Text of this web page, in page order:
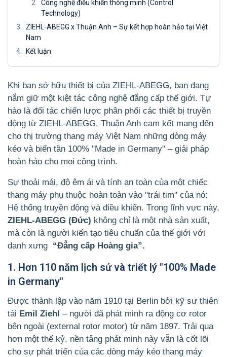
Công nghệ điều khiển thông minh (Control
Technology)
ZIEHL-ABEGG x Thuận Anh – Sự kết hợp hoàn hảo tại Việt
Nam
Kết luận
Khi bạn sở hữu thiết bị của ZIEHL-ABEGG, bạn đang
nắm giữ một kiệt tác công nghệ đẳng cấp thế giới. Tự
hào là đối tác chiến lược phân phối các thiết bị truyền
động từ ZIEHL-ABEGG, Thuận Anh cam kết mang đến
cho thị trường thang máy Việt Nam những dòng máy
kéo và biến tần 100% "Made in Germany" – giải pháp
hoàn hảo cho mọi công trình.
Sự thoải mái, độ êm ái và tính an toàn của một chiếc
thang máy phụ thuộc hoàn toàn vào "trái tim" của nó:
Hệ thống truyền động và điều khiển. Trong lĩnh vực này,
ZIEHL-ABEGG (Đức) không chỉ là một nhà sản xuất,
mà còn là người kiến tạo tiêu chuẩn của thế giới với
danh xưng “Đẳng cấp Hoàng gia”.
1. Hơn 110 năm lịch sử và triết lý "100% Made
in Germany"
Được thành lập vào năm 1910 tại Berlin bởi kỹ sư thiên
tài Emil Ziehl – người đã phát minh ra động cơ rotor
bên ngoài (external rotor motor) từ năm 1897. Trải qua
hơn một thế kỷ, nền tảng phát minh này vẫn là cốt lõi
cho sự phát triển của các dòng máy kéo thang máy